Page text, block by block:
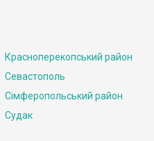
Красноперекопський район
Севастополь
Сімферопольський район
Судак